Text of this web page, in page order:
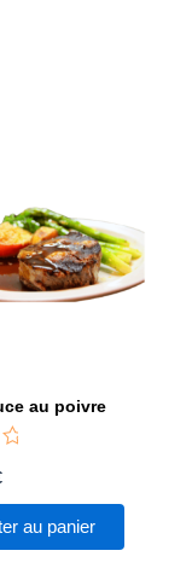
au poivre
au panier